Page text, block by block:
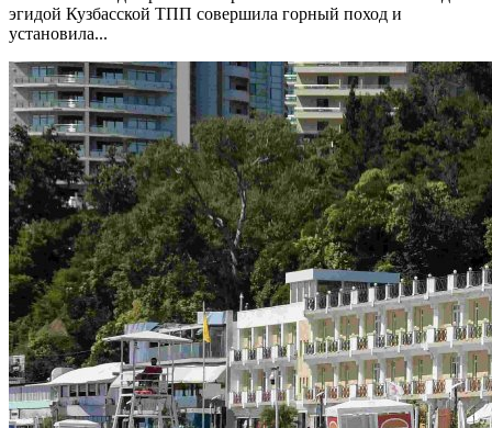
эгидой Кузбасской ТПП совершила горный поход и
установила...